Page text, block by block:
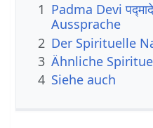
1 Padma Devi
Aussprache
2 Der Spirituelle
3 Ähnliche
4 Siehe auch